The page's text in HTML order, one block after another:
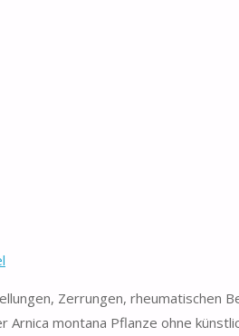
Zerrungen, rheumatischen
montana Pflanze ohne